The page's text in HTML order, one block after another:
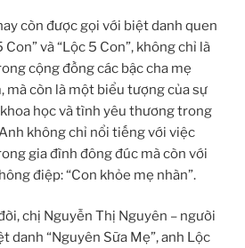
còn được gọi với biệt danh quen
và “Lộc 5 Con”, không chỉ là
cộng đồng các bậc cha mẹ
mà còn là một biểu tượng của sự
học và tình yêu thương trong
không chỉ nổi tiếng với việc
gia đình đông đúc mà còn với
điệp: “Con khỏe mẹ nhàn”.
chị Nguyễn Thị Nguyên – người
danh “Nguyên Sữa Mẹ”, anh Lộc